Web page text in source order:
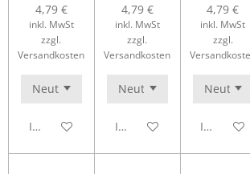
4,79 €
inkl. MwSt
zzgl.
Versandkosten
In den Warenkorb
4,79 €
inkl. MwSt
zzgl.
Versandkosten
In den Warenkorb
4,79 €
inkl. MwSt
zzgl.
In den